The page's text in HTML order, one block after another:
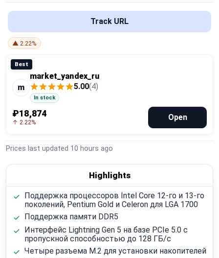
Compare
Plans & Pricing
Track URL
▲ 2.22%
Best
m
market_yandex_ru
5.00(4)
In stock
₽18,874
↑ 2.22%
Open
Prices last updated 10 hours ago
Highlights
Поддержка процессоров Intel Core 12-го и 13-го
поколений, Pentium Gold и Celeron для LGA 1700
Поддержка памяти DDR5
Интерфейс Lightning Gen 5 на базе PCIe 5.0 с
пропускной способностью до 128 ГБ/с
Четыре разъема M.2 для установки накопителей